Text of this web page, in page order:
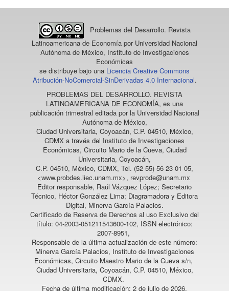
Problemas del Desarrollo. Revista
Latinoamericana de Economía por Universidad Nacional
Autónoma de México, Instituto de Investigaciones
Económicas
se distribuye bajo una Licencia Creative Commons
Atribución-NoComercial-SinDerivadas 4.0 Internacional.
PROBLEMAS DEL DESARROLLO. REVISTA
LATINOAMERICANA DE ECONOMÍA, es una
publicación trimestral editada por la Universidad Nacional
Autónoma de México,
Ciudad Universitaria, Coyoacán, C.P. 04510, México,
CDMX a través del Instituto de Investigaciones
Económicas, Circuito Mario de la Cueva, Ciudad
Universitaria, Coyoacán,
C.P. 04510, México, CDMX, Tel. (52 55) 56 23 01 05,
<www.probdes.iiec.unam.mx>, revprode@unam.mx
Editor responsable, Raúl Vázquez López; Secretario
Técnico, Héctor González Lima; Diagramadora y Editora
Digital, Minerva García Palacios.
Certificado de Reserva de Derechos al uso Exclusivo del
título: 04-2003-051211543600-102, ISSN electrónico:
2007-8951,
Responsable de la última actualización de este número:
Minerva García Palacios, Instituto de Investigaciones
Económicas, Circuito Maestro Mario de la Cueva s/n,
Ciudad Universitaria, Coyoacán, C.P. 04510, México,
CDMX.
Fecha de última modificación: 2 de julio de 2026.